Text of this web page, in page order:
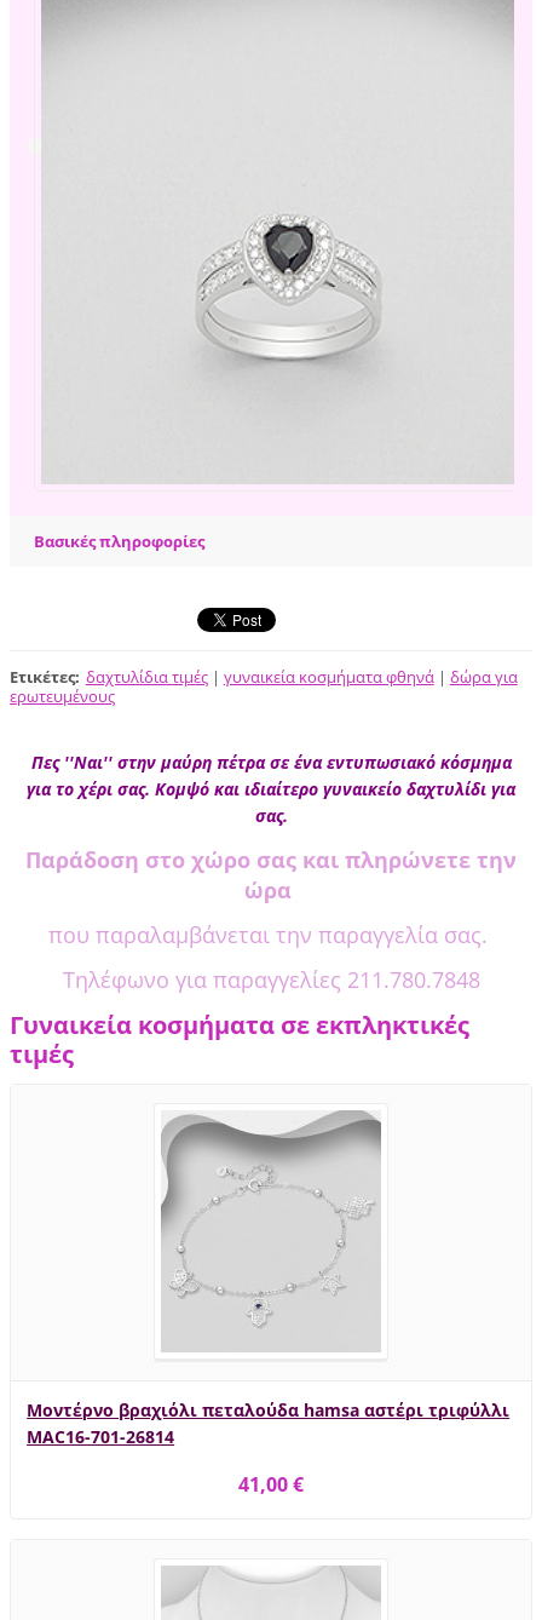
Βασικές πληροφορίες
Ετικέτες: δαχτυλίδια τιμές | γυναικεία κοσμήματα φθηνά | δώρα για
ερωτευμένους
Πες ''Ναι'' στην μαύρη πέτρα σε ένα εντυπωσιακό κόσμημα
για το χέρι σας. Κομψό και ιδιαίτερο γυναικείο δαχτυλίδι για
σας.
Παράδοση στο χώρο σας και πληρώνετε την
ώρα
που παραλαμβάνεται την παραγγελία σας.
Τηλέφωνο για παραγγελίες 211.780.7848
Γυναικεία κοσμήματα σε εκπληκτικές
τιμές
Μοντέρνο βραχιόλι πεταλούδα hamsa αστέρι τριφύλλι
MAC16-701-26814
41,00 €